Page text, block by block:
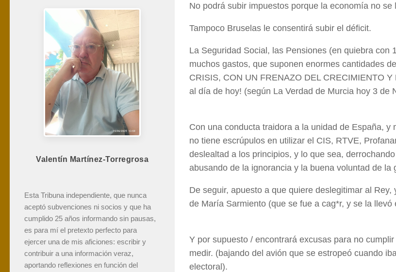
No podrá subir impuestos porque la economía no se
Tampoco Bruselas le consentirá subir el déficit.
La Seguridad Social, las Pensiones (en quiebra con
muchos gastos, que suponen enormes cantidades
CRISIS, CON UN FRENAZO DEL CRECIMIENTO
al día de hoy! (según La Verdad de Murcia hoy 3 de
Con una conducta traidora a la unidad de España,
no tiene escrúpulos en utilizar el CIS, RTVE,
deslealtad a los principios, y lo que sea,
abusando de la ignorancia y la buena voluntad de la
De seguir, apuesto a que quiere deslegitimar al
de María Sarmiento (que se fue a cag*r, y se la llevó
Y por supuesto / encontrará excusas para no
medir. (bajando del avión que se estropeó cuando
electoral).
Valentín Martínez-Torregrosa
Esta Tribuna independiente, que nunca
aceptó subvenciones ni socios y que ha
cumplido 25 años informando sin pausas,
es para mí el pretexto perfecto para
ejercer una de mis aficiones: escribir y
contribuir a una información veraz,
aportando reflexiones en función del